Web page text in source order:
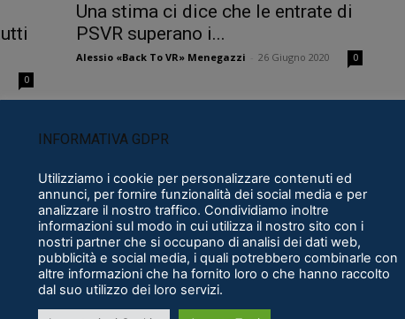
0
Una stima ci dice che le entrate di
PSVR superano i...
Alessio «Back To VR» Menegazzi 26 Giugno 2020 0
Microsoft
Il supporto SteamVR per i visori
Microsoft arriva il 15 Novembre
INFORMATIVA GDPR
Utilizziamo i cookie per personalizzare contenuti ed
annunci, per fornire funzionalità dei social media e per
analizzare il nostro traffico. Condividiamo inoltre
informazioni sul modo in cui utilizza il nostro sito con i
nostri partner che si occupano di analisi dei dati web,
pubblicità e social media, i quali potrebbero combinarle con
altre informazioni che ha fornito loro o che hanno raccolto
dal suo utilizzo dei loro servizi.